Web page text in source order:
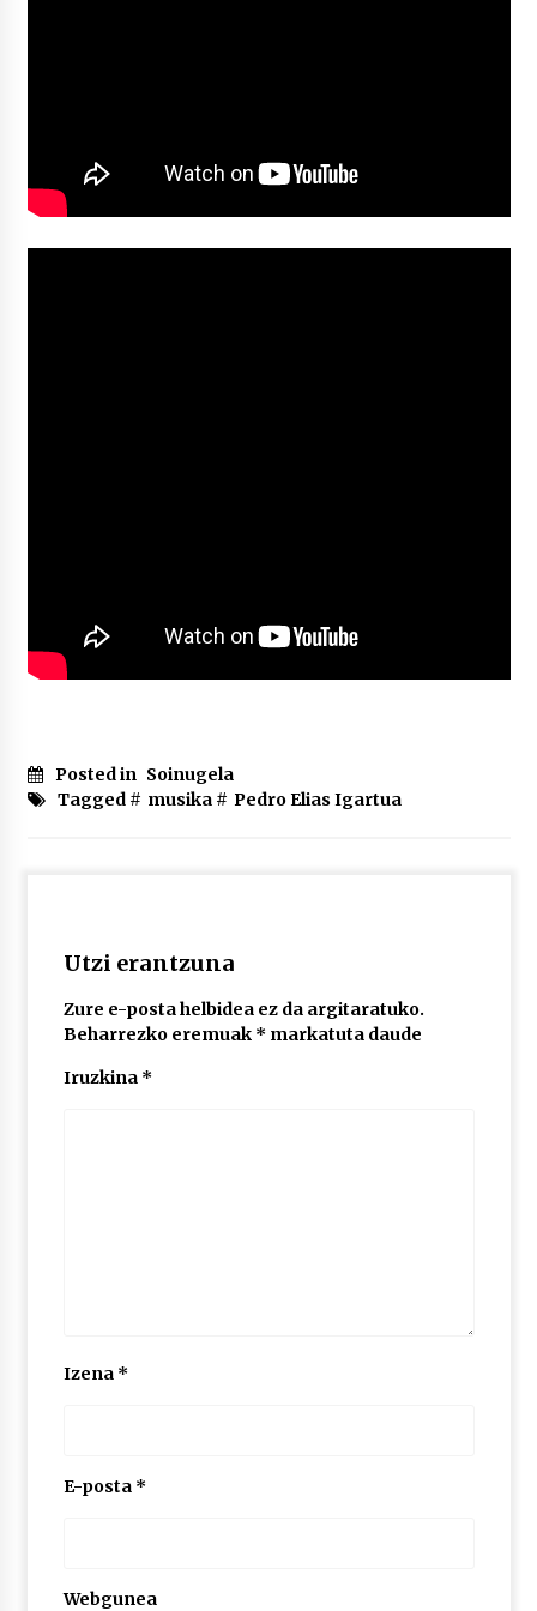
Posted in Soinugela
Tagged # musika# Pedro Elias Igartua
Utzi erantzuna
Zure e-posta helbidea ez da argitaratuko.
Beharrezko eremuak * markatuta daude
Iruzkina *
Izena *
E-posta *
Webgunea